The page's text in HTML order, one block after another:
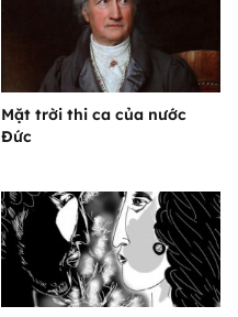
Mặt trời thi ca của nước
Đức